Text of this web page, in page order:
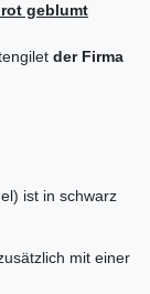
geblumt
der Firma
ist in schwarz
mit einer